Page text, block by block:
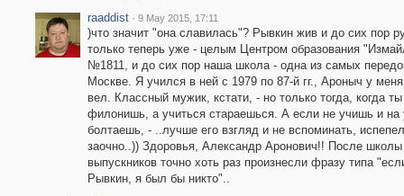
raaddist · 9 May 2015, 17:11
)что значит "она славилась"? Рывкин жив и до сих пор
только теперь уже - целым Центром образования
№1811, и до сих пор наша школа - одна из самых
Москве. Я учился в ней с 1979 по 87-й гг., Ароныч у
вел. Классный мужик, кстати, - но только тогда, когда
филонишь, а учиться стараешься. А если не учишь и на
болтаешь, - ..лучше его взгляд и не вспоминать,
заочно..)) Здоровья, Александр Аронович!! После
выпускников точно хоть раз произнесли фразу типа
Рывкин, я был бы никто"..